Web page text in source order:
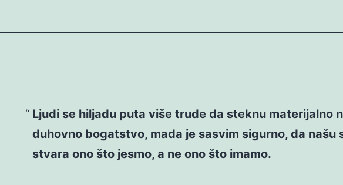
Ljudi se hiljadu puta više trude da steknu materijalno
duhovno bogatstvo, mada je sasvim sigurno, da našu
stvara ono što jesmo, a ne ono što imamo.